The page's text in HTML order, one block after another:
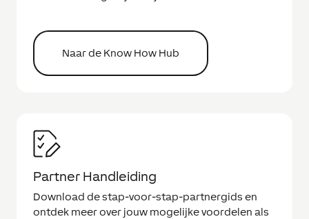
Naar de Know How Hub
Partner Handleiding
Download de stap-voor-stap-partnergids en
ontdek meer over jouw mogelijke voordelen als